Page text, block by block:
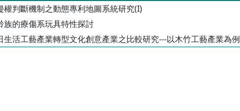
權判斷機制之動態專利地圖系統研究(I)
族的療傷系玩具特性探討
生活工藝產業轉型文化創意產業之比較研究---以木竹工藝產業為例